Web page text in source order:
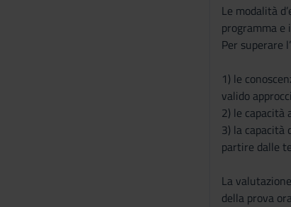
Le modalità
programma
Per superare
1) le
valido
2) le capacità
3) la capacità
partire dalle
La
della prova